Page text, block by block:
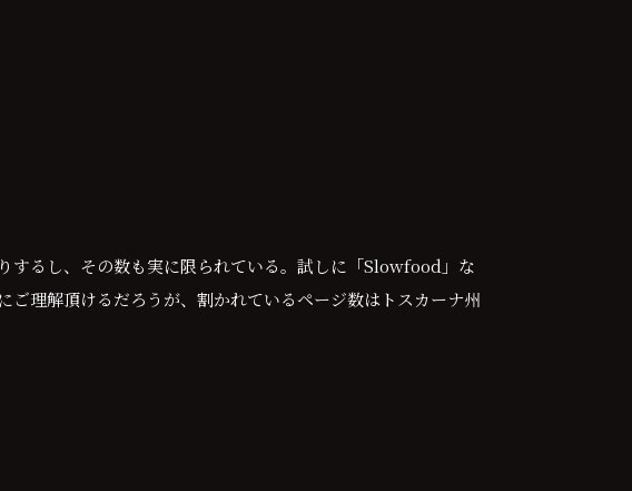
するし、その数も実に限られている。試しに「Slowfood」な
理解頂けるだろうが、割かれているページ数はトスカーナ州